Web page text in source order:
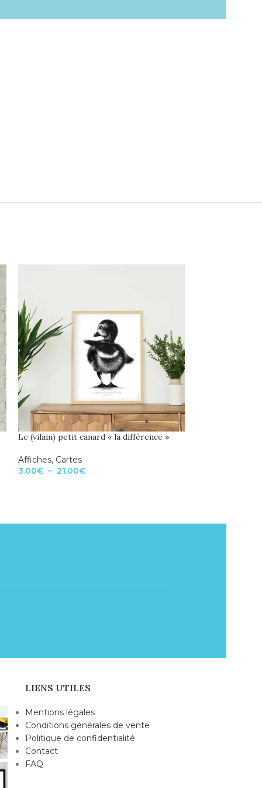
Le (vilain) petit canard « la différence »
Affiches, Cartes
3.00€ – 21.00€
LIENS UTILES
Mentions légales
Conditions générales de vente
Politique de confidentialité
Contact
FAQ